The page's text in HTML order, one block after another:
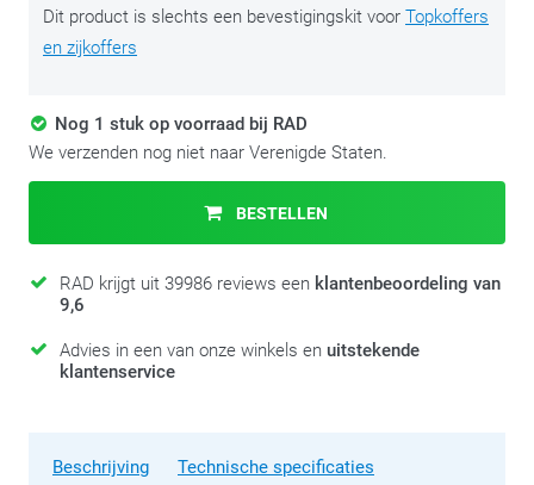
Dit product is slechts een bevestigingskit voor Topkoffers
en zijkoffers
Nog 1 stuk op voorraad bij RAD
We verzenden nog niet naar Verenigde Staten.
BESTELLEN
RAD krijgt uit 39986 reviews een klantenbeoordeling van
9,6
Advies in een van onze winkels en uitstekende
klantenservice
Beschrijving Technische specificaties